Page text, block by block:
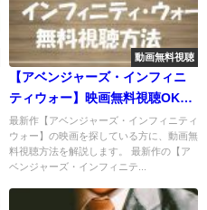
動画無料視聴
【アベンジャーズ・インフィニ
ティウォー】映画無料視聴OK！
動画視聴方法！
最新作【アベンジャーズ・インフィニティ
ウォー】の映画を探している方に、動画無
料視聴方法を解説します。 最新作の【ア
ベンジャーズ・インフィニテ...